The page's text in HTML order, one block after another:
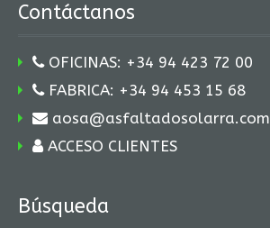
Contáctanos
OFICINAS: +34 94 423 72 00
FABRICA: +34 94 453 15 68
aosa@asfaltadosolarra.com
ACCESO CLIENTES
Búsqueda